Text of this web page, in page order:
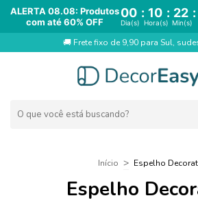
ALERTA 08.08: Produtos
com até 60% OFF
00 : 10 : 22 :
Dia(s) Hora(s) Min(s)
🚚 Frete fixo de 9,90 para Sul,
Início > Espelho
Espelho